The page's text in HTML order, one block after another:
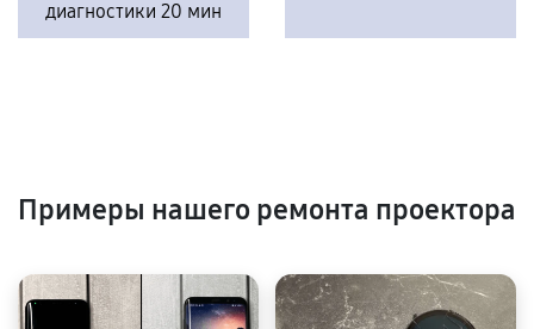
диагностики 20 мин
Примеры нашего ремонта проектора